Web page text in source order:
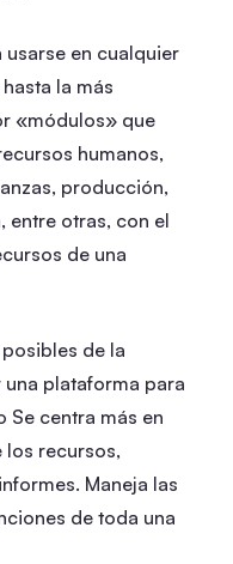
usarse en cualquier
la más
«módulos» que
humanos,
producción,
entre otras, con el
de una
de la
plataforma para
Se centra más en
los recursos,
Maneja las
de toda una